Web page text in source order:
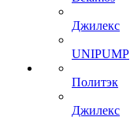
Джилекс
UNIPUMP
Политэк
Джилекс